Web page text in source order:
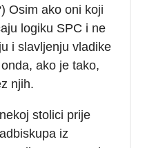
Osim ako oni koji
logiku SPC i ne
i slavljenju vladike
ako je tako,
njih.
stolici prije
iz